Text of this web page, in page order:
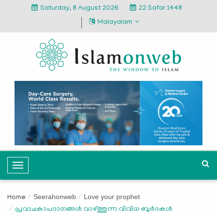
Saturday, 8 August 2026
22 Safar 1448
Malayalam
T
o
g
l
Home Seerahonweb Love your prophet
പ്രവാചകാപദാനങ്ങള്‍ വാഴ്ത്തുന്ന വിവിധ ബുര്‍ദകള്‍